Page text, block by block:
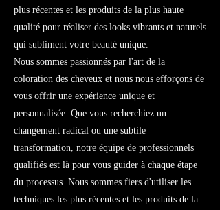
plus récentes et les produits de la plus haute
qualité pour réaliser des looks vibrants et naturels
qui subliment votre beauté unique.
Nous sommes passionnés par l'art de la
coloration des cheveux et nous nous efforçons de
vous offrir une expérience unique et
personnalisée. Que vous recherchiez un
changement radical ou une subtile
transformation, notre équipe de professionnels
qualifiés est là pour vous guider à chaque étape
du processus. Nous sommes fiers d'utiliser les
techniques les plus récentes et les produits de la